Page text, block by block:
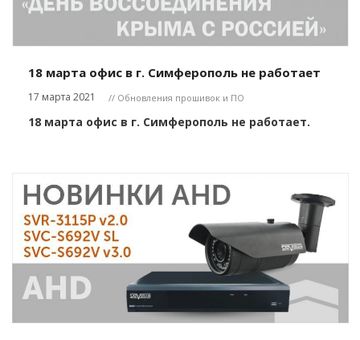
18 марта офис в г. Симферополь не работает
17 марта 2021 // Обновления прошивок и ПО
18 марта офис в г. Симферополь не работает.